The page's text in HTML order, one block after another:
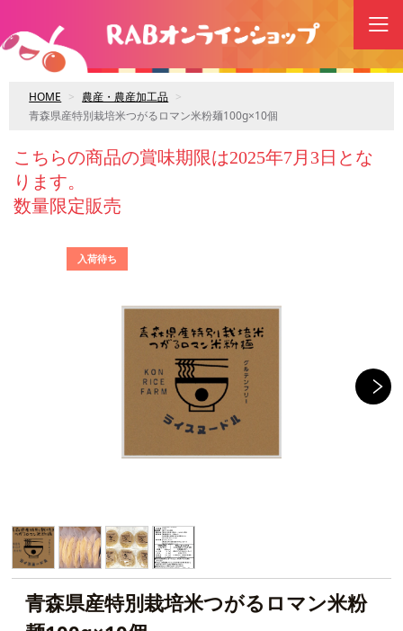
HOME
農産・農産加工品
青森県産特別栽培米つがるロマン米粉麺100g×10個
こちらの商品の賞味期限は2025年7月3日とな
ります。
数量限定販売
青森県産特別栽培米つがるロマン米粉